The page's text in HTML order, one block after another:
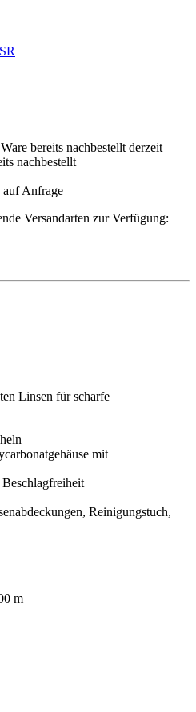
derzeit
nachbestellt
auf Anfrage
Versandarten zur Verfügung:
Linsen für scharfe
mit
Reinigungstuch,
m